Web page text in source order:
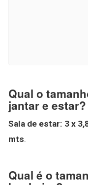
Qual o
jantar e estar?
Sala de estar: 3 x
mts.
Qual é o